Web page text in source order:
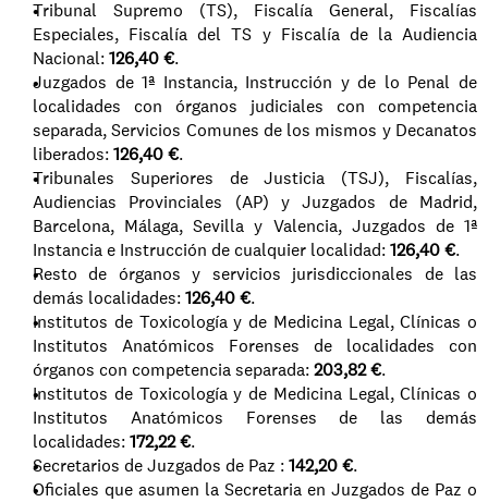
Tribunal Supremo (TS), Fiscalía General, Fiscalías
Especiales, Fiscalía del TS y Fiscalía de la Audiencia
Nacional: 126,40 €.
Juzgados de 1ª Instancia, Instrucción y de lo Penal de
localidades con órganos judiciales con competencia
separada, Servicios Comunes de los mismos y Decanatos
liberados: 126,40 €.
Tribunales Superiores de Justicia (TSJ), Fiscalías,
Audiencias Provinciales (AP) y Juzgados de Madrid,
Barcelona, Málaga, Sevilla y Valencia, Juzgados de 1ª
Instancia e Instrucción de cualquier localidad: 126,40 €.
Resto de órganos y servicios jurisdiccionales de las
demás localidades: 126,40 €.
Institutos de Toxicología y de Medicina Legal, Clínicas o
Institutos Anatómicos Forenses de localidades con
órganos con competencia separada: 203,82 €.
Institutos de Toxicología y de Medicina Legal, Clínicas o
Institutos Anatómicos Forenses de las demás
localidades: 172,22 €.
Secretarios de Juzgados de Paz : 142,20 €.
Oficiales que asumen la Secretaria en Juzgados de Paz o